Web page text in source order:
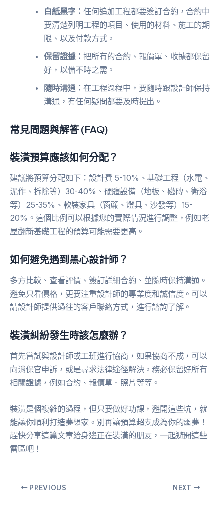
白紙黑字：任何追加工程都要簽訂合約，合約中
要清楚列明工程的項目、使用的材料、施工的期
限、以及付款方式。
保留證據：把所有的合約、報價單、收據都保留
好，以備不時之需。
隨時溝通：在工程過程中，要隨時跟設計師保持
溝通，有任何疑問都要及時提出。
常見問題與解答 (FAQ)
裝潢預算應該如何分配？
建議將預算分配如下：設計費 5-10%、基礎工程（水電、
泥作、拆除等）30-40%、硬體設備（地板、磁磚、衛浴
等）25-35%、軟裝家具（窗簾、燈具、沙發等）15-
20%。這個比例可以根據您的實際情況進行調整，例如老
屋翻新基礎工程的預算可能需要更高。
如何避免遇到黑心設計師？
多方比較、查看評價、簽訂詳細合約、並隨時保持溝通。
避免只看價格，更要注重設計師的專業度和誠信度。可以
請設計師提供過往的客戶聯絡方式，進行諮詢了解。
裝潢糾紛發生時該怎麼辦？
首先嘗試與設計師或工班進行協商，如果協商不成，可以
向消保官申訴，或是尋求法律途徑解決。務必保留好所有
相關證據，例如合約、報價單、照片等等。
裝潢是個複雜的過程，但只要做好功課，避開這些坑，就
能讓你順利打造夢想家。別再讓預算超支成為你的噩夢！
趕快分享這篇文章給身邊正在裝潢的朋友，一起避開這些
雷區吧！
PREVIOUS NEXT